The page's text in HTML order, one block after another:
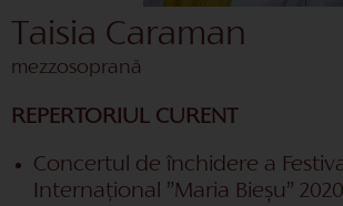
Taisia Caraman
mezzosoprană
REPERTORIUL CURENT
Concertul de închidere a
Internațional ”Maria Bieșu” 2020